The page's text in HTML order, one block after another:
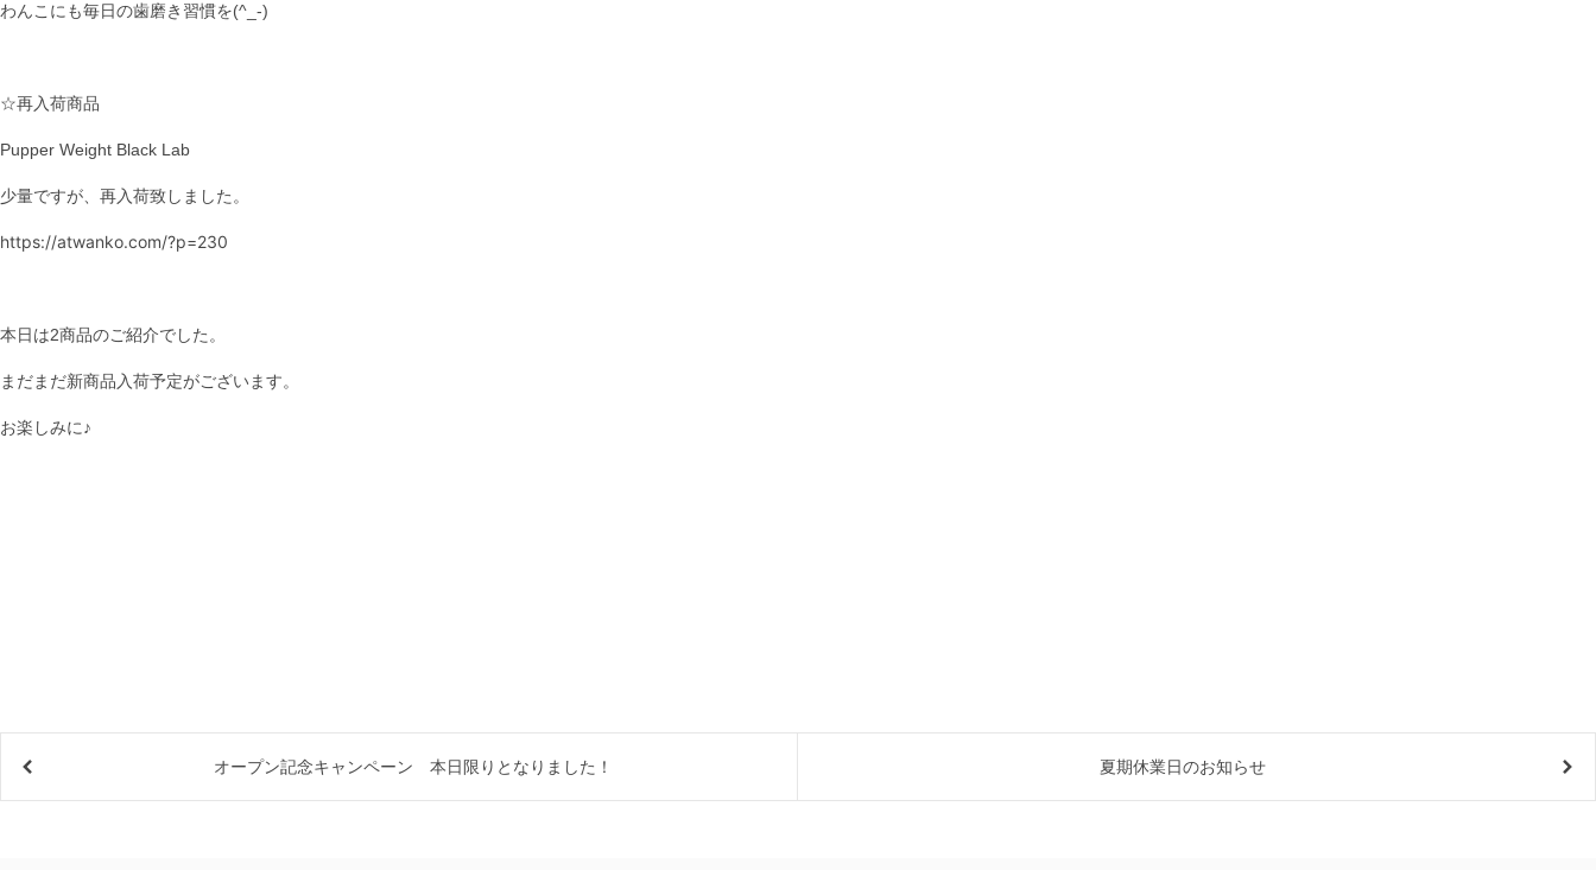
わんこにも毎日の歯磨き習慣を(^_-)
☆再入荷商品
Pupper Weight Black Lab
少量ですが、再入荷致しました。
https://atwanko.com/?p=230
本日は2商品のご紹介でした。
まだまだ新商品入荷予定がございます。
お楽しみに♪
オープン記念キャンペーン 本日限りとなりました！ 夏期休業日のお知らせ